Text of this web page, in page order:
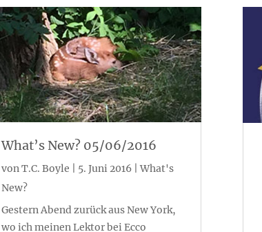
What’s New? 05/06/2016
vonT.C. Boyle 5. Juni 2016|What's
New?
Gestern Abend zurück aus New York,
wo ich meinen Lektor bei Ecco